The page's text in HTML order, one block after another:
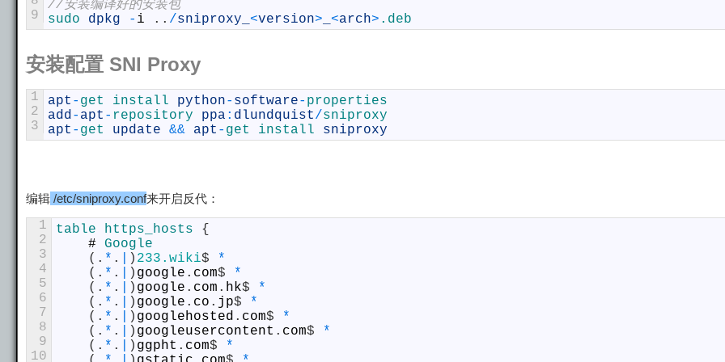
9
//安装编译好的安装包
sudo dpkg - i . . /sniproxy_ <version> <arch> .deb
安装配置 SNI Proxy
1
2
3
apt - get install python- software- properties
add- apt - repository ppa : dlundquist/sniproxy
apt - get update && apt - get install sniproxy
编辑 /etc/sniproxy.conf来开启反代：
1
2
3
4
5
6
7
8
9
10
table https_hosts
{
#
Google
( . * . ) 233.wiki$
*
( . * . ) google . com$
*
( . * . ) google . com . hk$
*
( . * . ) google . co . jp$
*
( . * . ) googlehosted . com$
*
( . * . ) googleusercontent . com$
*
( . * . ) ggpht . com$
*